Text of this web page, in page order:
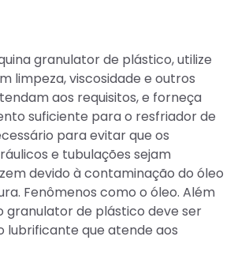
granulator de plástico, utilize
limpeza, viscosidade e outros
aos requisitos, e forneça
suficiente para o resfriador de
para evitar que os
e tubulações sejam
devido à contaminação do óleo
Fenômenos como o óleo. Além
granulator de plástico deve ser
lubrificante que atende aos